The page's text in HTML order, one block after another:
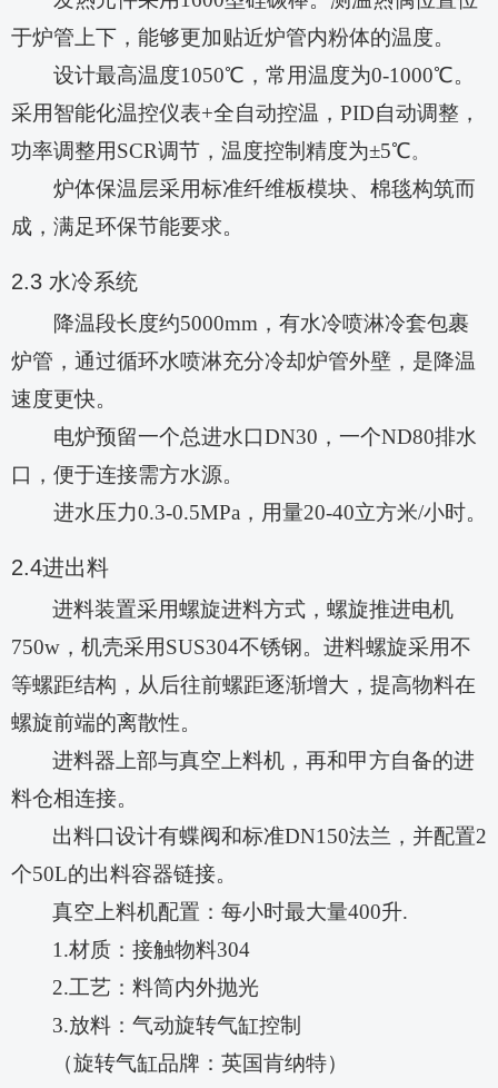
于炉管上下，能够更加贴近炉管内粉体的温度。
设计最高温度1050℃，常用温度为0-1000℃。
采用智能化温控仪表+全自动控温，PID自动调整，
功率调整用SCR调节，温度控制精度为±5℃。
炉体保温层采用标准纤维板模块、棉毯构筑而
成，满足环保节能要求。
2.3 水冷系统
降温段长度约5000mm，有水冷喷淋冷套包裹
炉管 ，通过循环水喷淋充分冷却炉管外壁，是降温
速度更快。
电炉预留一个总进水口DN30，一个ND80排水
口，便于连接需方水源。
进水压力0.3-0.5MPa，用量20-40立方米/小时。
2.4进出料
进料装置采用螺旋进料方式，螺旋推进电机
750w，机壳采用SUS304不锈钢。进料螺旋采用不
等螺距结构，从后往前螺距逐渐增大，提高物料在
螺旋前端的离散性。
进料器上部与真空上料机，再和甲方自备的进
料仓相连接。
出料口设计有蝶阀和标准DN1 50法兰，并配置2
个50L的出料容器链接。
真空上料机配置：每小时最大量400升.
1.材质：接触物料304
2.工艺：料筒内外抛光
3.放料：气动旋转气缸控制
（旋转气缸品牌：英国肯纳特）